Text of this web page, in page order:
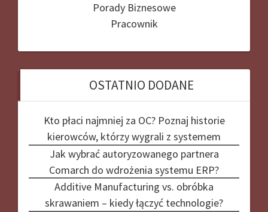
Porady Biznesowe
Pracownik
OSTATNIO DODANE
Kto płaci najmniej za OC? Poznaj historie
kierowców, którzy wygrali z systemem
Jak wybrać autoryzowanego partnera
Comarch do wdrożenia systemu ERP?
Additive Manufacturing vs. obróbka
skrawaniem – kiedy łączyć technologie?